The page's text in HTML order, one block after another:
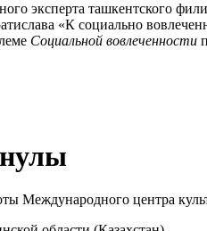
эксперта ташкентского
«К социально
Социальной вовлеченности
Международного центра